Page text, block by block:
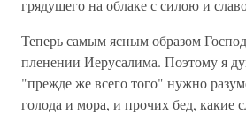
грядущего на облаке с силою и
Теперь самым ясным образом
пленении Иерусалима. Поэтому я
"прежде же всего того" нужно
голода и мора, и прочих бед, какие